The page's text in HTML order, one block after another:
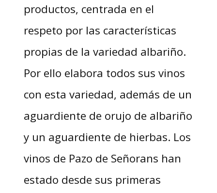
productos, centrada en el
respeto por las características
propias de la variedad albariño.
Por ello elabora todos sus vinos
con esta variedad, además de un
aguardiente de orujo de albariño
y un aguardiente de hierbas. Los
vinos de Pazo de Señorans han
estado desde sus primeras